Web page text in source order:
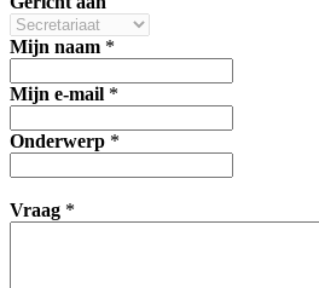
Mijn naam *
Mijn e-mail *
Onderwerp *
Vraag *